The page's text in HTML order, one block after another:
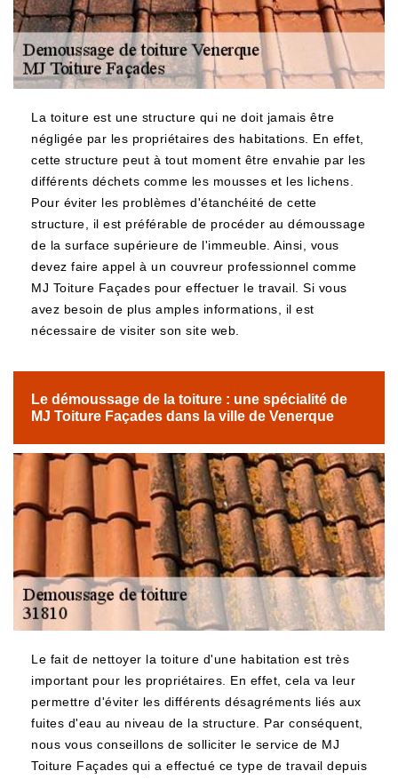
La toiture est une structure qui ne doit jamais être
négligée par les propriétaires des habitations. En effet,
cette structure peut à tout moment être envahie par les
différents déchets comme les mousses et les lichens.
Pour éviter les problèmes d'étanchéité de cette
structure, il est préférable de procéder au démoussage
de la surface supérieure de l'immeuble. Ainsi, vous
devez faire appel à un couvreur professionnel comme
MJ Toiture Façades pour effectuer le travail. Si vous
avez besoin de plus amples informations, il est
nécessaire de visiter son site web.
Le démoussage de la toiture : une spécialité de
MJ Toiture Façades dans la ville de Venerque
Le fait de nettoyer la toiture d'une habitation est très
important pour les propriétaires. En effet, cela va leur
permettre d'éviter les différents désagréments liés aux
fuites d'eau au niveau de la structure. Par conséquent,
nous vous conseillons de solliciter le service de MJ
Toiture Façades qui a effectué ce type de travail depuis